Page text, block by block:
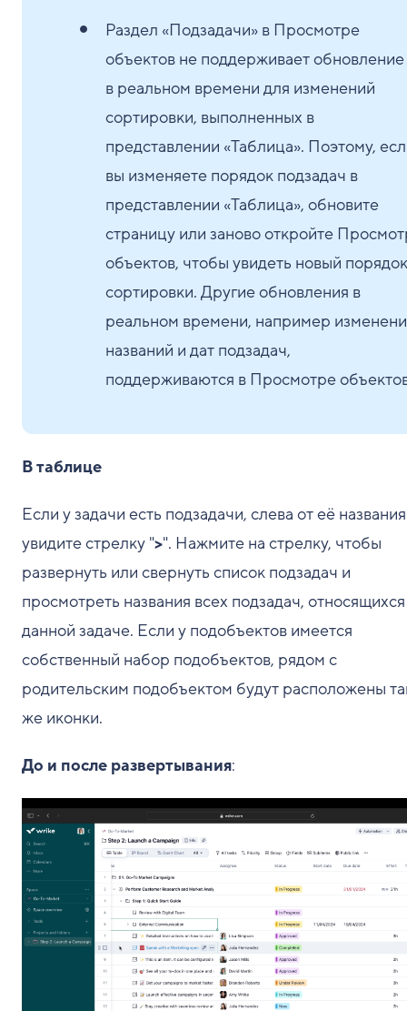
Раздел «Подзадачи» в Просмотре
объектов не поддерживает обновление
в реальном времени для изменений
сортировки, выполненных в
представлении «Таблица». Поэтому,
вы изменяете порядок подзадач в
представлении «Таблица», обновите
страницу или заново откройте
объектов, чтобы увидеть новый порядок
сортировки. Другие обновления в
реальном времени, например
названий и дат подзадач,
поддерживаются в Просмотре
В таблице
Если у задачи есть подзадачи, слева от её
увидите стрелку ">". Нажмите на стрелку, чтобы
развернуть или свернуть список подзадач и
просмотреть названия всех подзадач,
данной задаче. Если у подобъектов имеется
собственный набор подобъектов, рядом с
родительским подобъектом будут расположены
же иконки.
До и после развертывания: